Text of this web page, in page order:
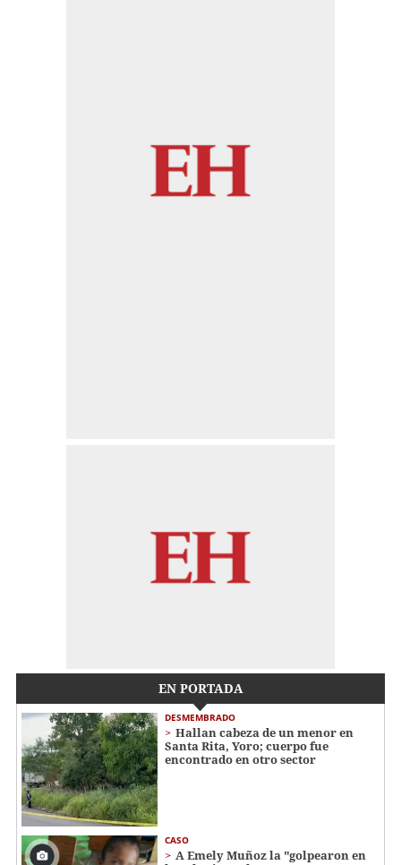
EN PORTADA
DESMEMBRADO
Hallan cabeza de un menor en
Santa Rita, Yoro; cuerpo fue
encontrado en otro sector
CASO
A Emely Muñoz la "golpearon en